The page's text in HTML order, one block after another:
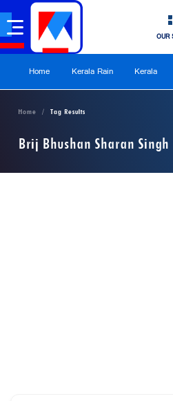
OUR
Home Kerala Rain Kerala
Home Tag Results
Brij Bhushan Sharan Singh